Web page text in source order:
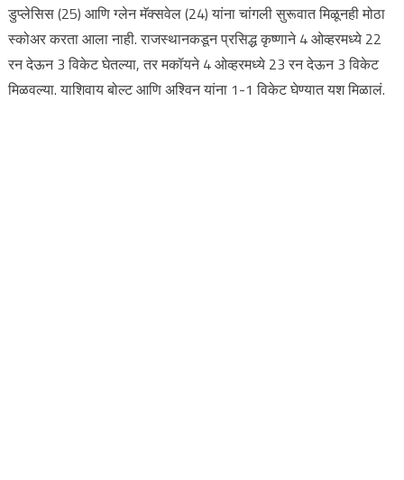
डुप्लेसिस (25) आणि ग्लेन मॅक्सवेल (24) यांना चांगली सुरूवात मिळूनही मोठा
स्कोअर करता आला नाही. राजस्थानकडून प्रसिद्ध कृष्णाने 4 ओव्हरमध्ये 22
रन देऊन 3 विकेट घेतल्या, तर मकॉयने 4 ओव्हरमध्ये 23 रन देऊन 3 विकेट
मिळवल्या. याशिवाय बोल्ट आणि अश्विन यांना 1-1 विकेट घेण्यात यश मिळालं.